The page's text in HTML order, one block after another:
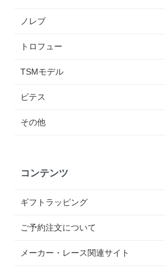
ノレブ
トロフュー
TSMモデル
ビテス
その他
コンテンツ
ギフトラッピング
ご予約注文について
メーカー・レース関連サイト